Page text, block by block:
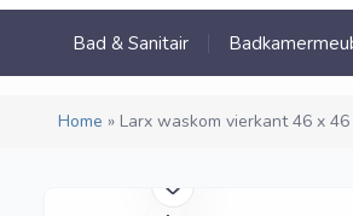
Bad & Sanitair
Home » Larx waskom vierkant 46 x